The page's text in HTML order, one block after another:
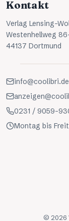
Kontakt
Verlag Lensing-
Westenhellweg
44137 Dortmund
info@coolibri.de
0231 / 9059-
Montag bis
© 2026